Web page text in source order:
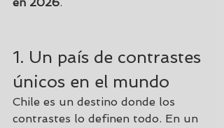
en 2026.
1. Un país de contrastes
únicos en el mundo
Chile es un destino donde los
contrastes lo definen todo. En un